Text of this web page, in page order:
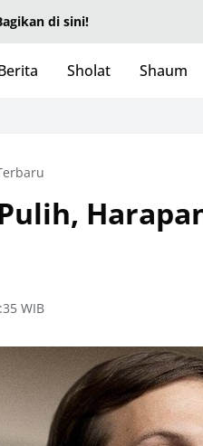
di sini!
Sholat Shaum
WIB